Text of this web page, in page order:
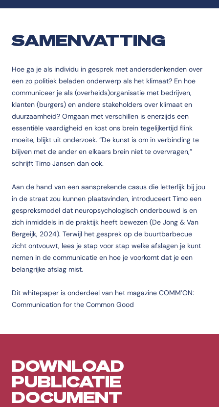
SAMENVATTING
Hoe ga je als individu in gesprek met andersdenkenden over
een zo politiek beladen onderwerp als het klimaat? En hoe
communiceer je als (overheids)organisatie met bedrijven,
klanten (burgers) en andere stakeholders over klimaat en
duurzaamheid? Omgaan met verschillen is enerzijds een
essentiële vaardigheid en kost ons brein tegelijkertijd flink
moeite, blijkt uit onderzoek. “De kunst is om in verbinding te
blijven met de ander en elkaars brein niet te overvragen,”
schrijft Timo Jansen dan ook.
Aan de hand van een aansprekende casus die letterlijk bij jou
in de straat zou kunnen plaatsvinden, introduceert Timo een
gespreksmodel dat neuropsychologisch onderbouwd is en
zich inmiddels in de praktijk heeft bewezen (De Jong & Van
Bergeijk, 2024). Terwijl het gesprek op de buurtbarbecue
zicht ontvouwt, lees je stap voor stap welke afslagen je kunt
nemen in de communicatie en hoe je voorkomt dat je een
belangrijke afslag mist.
Dit whitepaper is onderdeel van het magazine COMM’ON:
Communication for the Common Good
DOWNLOAD
PUBLICATIE
DOCUMENT